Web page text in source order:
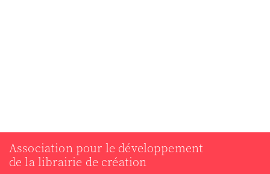
Association pour le développement
de la librairie de création